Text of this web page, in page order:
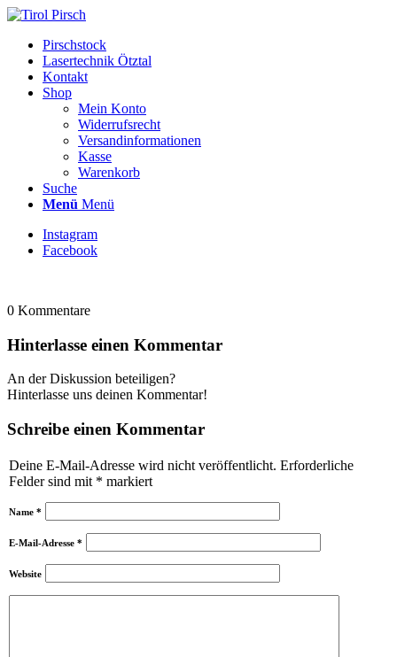
Pirschstock
Lasertechnik Ötztal
Kontakt
Shop
Mein Konto
Widerrufsrecht
Versandinformationen
Kasse
Warenkorb
Suche
Menü Menü
Instagram
Facebook
0 Kommentare
Hinterlasse einen Kommentar
An der Diskussion beteiligen?
Hinterlasse uns deinen Kommentar!
Schreibe einen Kommentar
Deine E-Mail-Adresse wird nicht veröffentlicht. Erforderliche
Felder sind mit * markiert
Name *
E-Mail-Adresse *
Website